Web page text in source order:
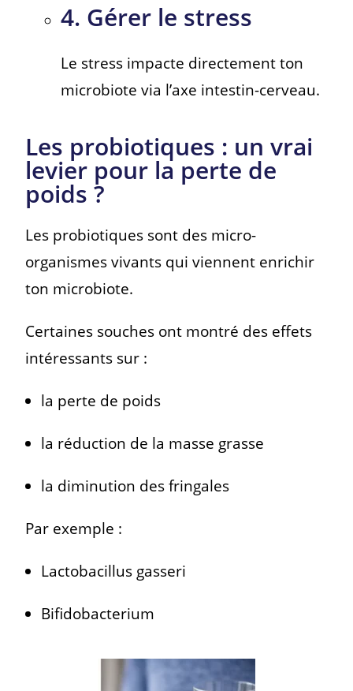
4. Gérer le stress
Le stress impacte directement ton
microbiote via l’axe intestin-cerveau.
Les probiotiques : un vrai
levier pour la perte de
poids ?
Les probiotiques sont des micro-
organismes vivants qui viennent enrichir
ton microbiote.
Certaines souches ont montré des effets
intéressants sur :
la perte de poids
la réduction de la masse grasse
la diminution des fringales
Par exemple :
Lactobacillus gasseri
Bifidobacterium